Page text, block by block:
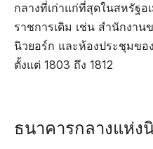
กลางที่เก่าแก่ที่สุดในสหรัฐอ
ราชการเดิม เช่น สำนักงา
นิวยอร์ก และห้องประชุมขอ
ตั้งแต่ 1803 ถึง 1812
ธนาคารกลางแห่ง